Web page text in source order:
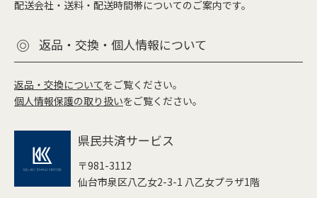
配送会社・送料・配送時間帯についてのご案内です。
返品・交換・個人情報について
返品・交換についてをご覧ください。
個人情報保護の取り扱いをご覧ください。
県民共済サービス
〒981-3112
仙台市泉区八乙女2-3-1 八乙女プラザ1階